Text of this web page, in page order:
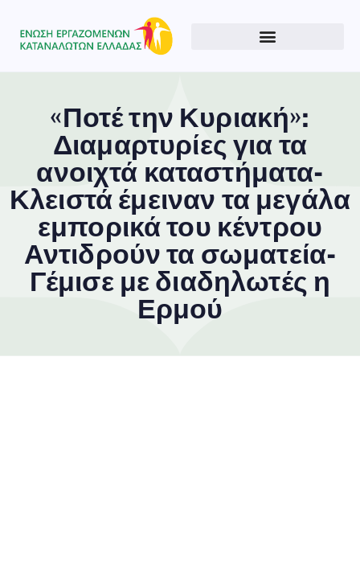
«Ποτέ την Κυριακή»:
Διαμαρτυρίες για τα
ανοιχτά καταστήματα-
Κλειστά έμειναν τα μεγάλα
εμπορικά του κέντρου
Αντιδρούν τα σωματεία-
Γέμισε με διαδηλωτές η
Ερμού